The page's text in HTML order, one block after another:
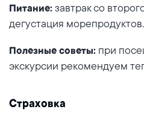
Питание: завтрак со
дегустация морепродуктов.
Полезные советы: при
экскурсии рекомендуем
Страховка